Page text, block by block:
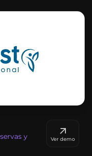
y
Ver demo